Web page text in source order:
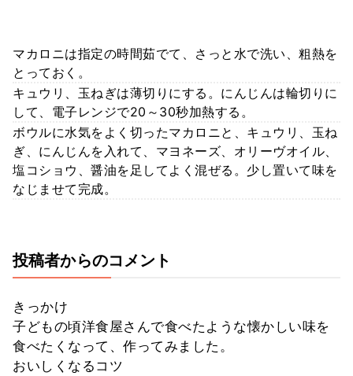
マカロニは指定の時間茹でて、さっと水で洗い、粗熱を
とっておく。
キュウリ、玉ねぎは薄切りにする。にんじんは輪切りに
して、電子レンジで20～30秒加熱する。
ボウルに水気をよく切ったマカロニと、キュウリ、玉ね
ぎ、にんじんを入れて、マヨネーズ、オリーヴオイル、
塩コショウ、醤油を足してよく混ぜる。少し置いて味を
なじませて完成。
投稿者からのコメント
きっかけ
子どもの頃洋食屋さんで食べたような懐かしい味を
食べたくなって、作ってみました。
おいしくなるコツ